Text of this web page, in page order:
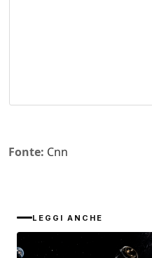
Fonte: Cnn
LEGGI ANCHE